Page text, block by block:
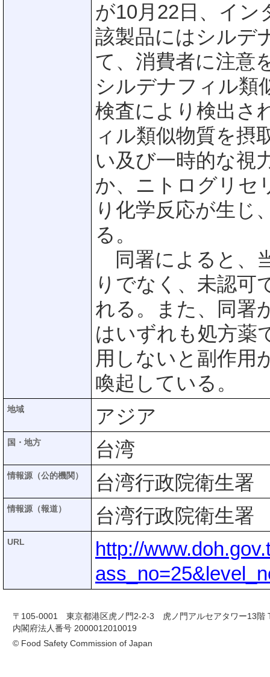
が10月22日、イン
該製品にはシルデ
て、消費者に注意
シルデナフィル類
検査により検出さ
ィル類似物質を摂
い及び一時的な視
か、ニトログリセ
り化学反応が生じ
る。
同署によると、
りでなく、未認可
れる。また、同署
はいずれも処方薬
用しないと副作用
喚起している。
地域 アジア
国・地方 台湾
情報源（公的機関） 台湾行政院衛生署
情報源（報道） 台湾行政院衛生署
URL
http://
〒105-0001 東京都港区虎ノ門2-2-3 虎ノ門アルセアタワー13階
内閣府法人番号 2000012010019
© Food Safety Commission of Japan